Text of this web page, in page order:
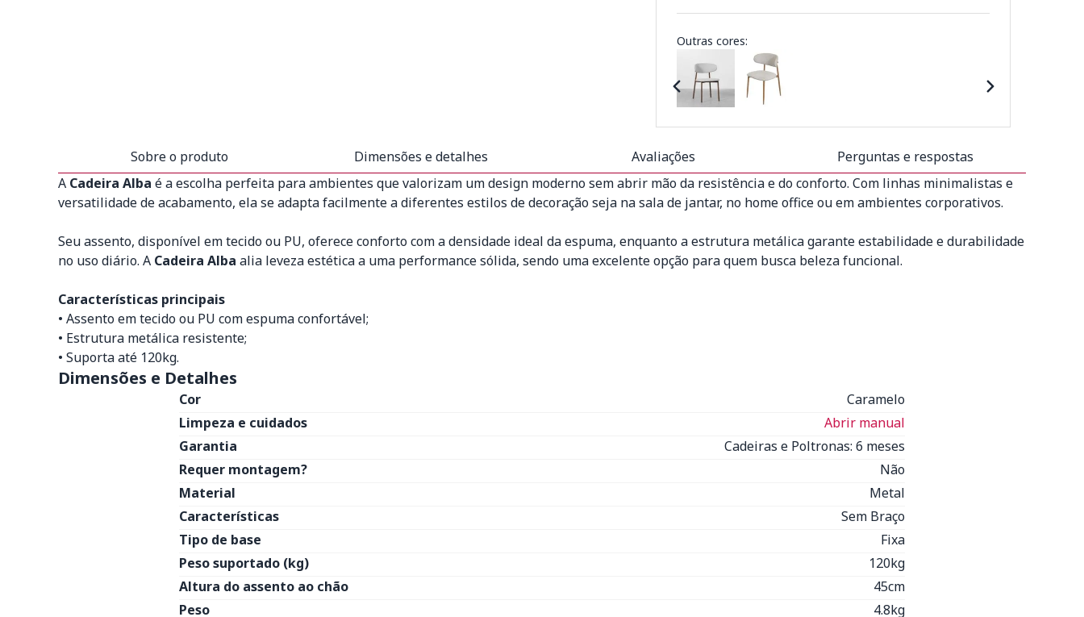
Outras cores:
Sobre o produto Dimensões e detalhes Avaliações
Perguntas e respostas
A Cadeira Alba é a escolha perfeita para ambientes que valorizam um design moderno sem abrir mão da resistência e do conforto. Com linhas minimalistas e
versatilidade de acabamento, ela se adapta facilmente a diferentes estilos de decoração seja na sala de jantar, no home office ou em ambientes corporativos.
Seu assento, disponível em tecido ou PU, oferece conforto com a densidade ideal da espuma, enquanto a estrutura metálica garante estabilidade e durabilidade
no uso diário. A Cadeira Alba alia leveza estética a uma performance sólida, sendo uma excelente opção para quem busca beleza funcional.
Características principais
• Assento em tecido ou PU com espuma confortável;
• Estrutura metálica resistente;
• Suporta até 120kg.
Dimensões e Detalhes
Cor
Caramelo
Limpeza e cuidados
Abrir manual
Garantia
Cadeiras e Poltronas: 6 meses
Requer montagem?
Não
Material
Metal
Características
Sem Braço
Tipo de base
Fixa
Peso suportado (kg)
120kg
Altura do assento ao chão
45cm
Peso
4.8kg